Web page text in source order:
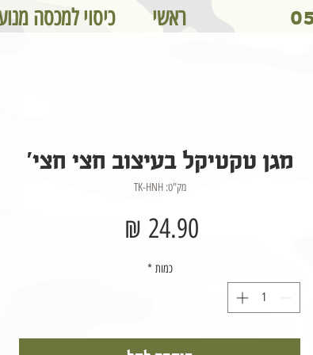
ראשי כיסוי למכסה
מגן טקטיקל בעיצוב חצי חצי'
מק"ט: TK-HNH
כמות *